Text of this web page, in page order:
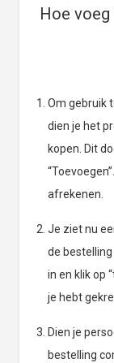
Hoe
Om gebruik
dien je het
kopen. Dit
afrekenen.
Je ziet nu
de
in en klik op
je hebt
Dien je
bestelling